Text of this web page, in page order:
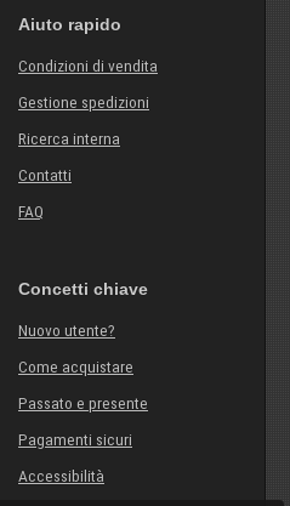
Aiuto rapido
Condizioni di vendita
Gestione spedizioni
Ricerca interna
Contatti
FAQ
Concetti chiave
Nuovo utente?
Come acquistare
Passato e presente
Pagamenti sicuri
Accessibilità